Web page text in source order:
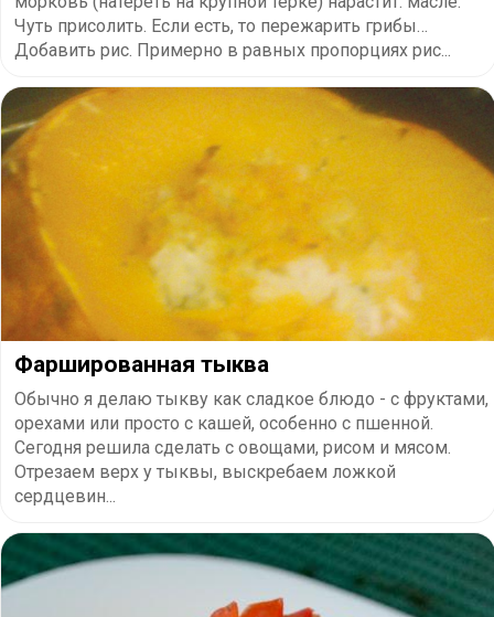
Чуть присолить. Если есть, то пережарить грибы…
Добавить рис. Примерно в равных пропорциях рис...
Фаршированная тыква
Обычно я делаю тыкву как сладкое блюдо - с фруктами,
орехами или просто с кашей, особенно с пшенной.
Сегодня решила сделать с овощами, рисом и мясом.
Отрезаем верх у тыквы, выскребаем ложкой
сердцевин...